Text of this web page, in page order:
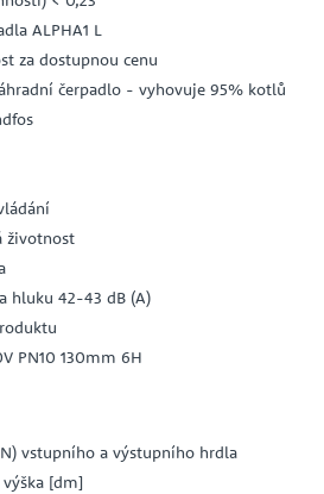
ALPHA1 L
za dostupnou cenu
čerpadlo - vyhovuje 95% kotlů
životnost
hluku 42-43 dB (A)
PN10 130mm 6H
vstupního a výstupního hrdla
[dm]